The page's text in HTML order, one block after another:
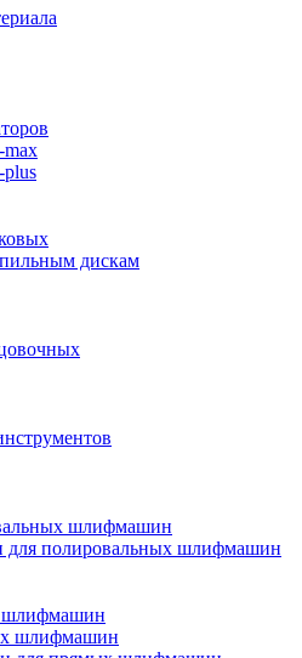
max
plus
дискам
шлифмашин
для полировальных шлифмашин
шлифмашин
шлифмашин